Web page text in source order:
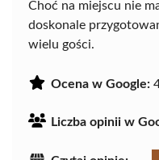
Choć na miejscu nie
doskonale
wielu gości.
Ocena w Google:
Liczba opinii w